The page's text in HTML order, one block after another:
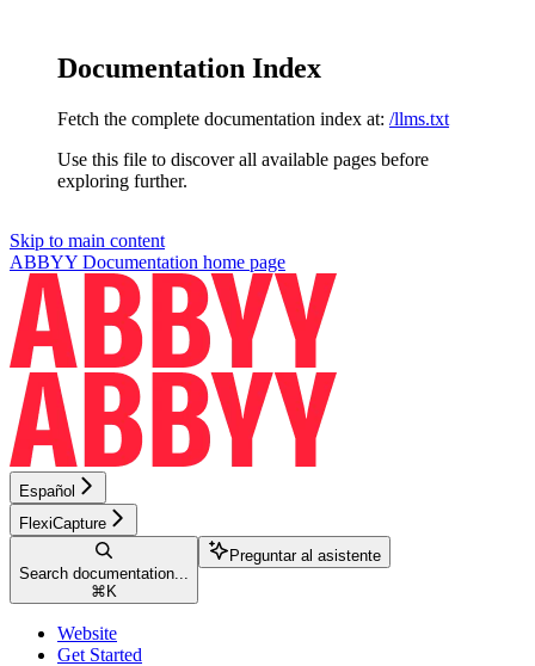
Documentation Index
Fetch the complete documentation index at: /llms.txt
Use this file to discover all available pages before
exploring further.
Skip to main content
ABBYY Documentation home page
Español
FlexiCapture
Search documentation...
⌘ K
Preguntar al asistente
Website
Get Started